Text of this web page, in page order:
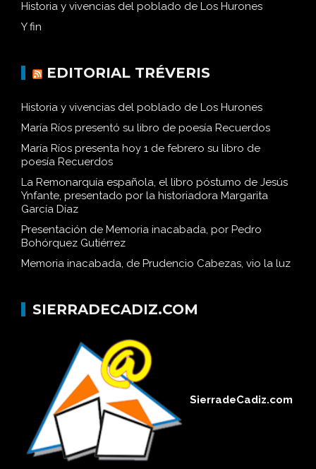
Historia y vivencias del poblado de Los Hurones
Y fin
EDITORIAL TRÉVERIS
Historia y vivencias del poblado de Los Hurones
María Ríos presentó su libro de poesía Recuerdos
María Ríos presenta hoy 1 de febrero su libro de
poesía Recuerdos
La Remonarquía española, el libro póstumo de Jesús
Ynfante, presentado por la historiadora Margarita
García Díaz
Presentación de Memoria inacabada, por Pedro
Bohórquez Gutiérrez
Memoria inacabada, de Prudencio Cabezas, vio la luz
SIERRADECADIZ.COM
SierradeCadiz.com